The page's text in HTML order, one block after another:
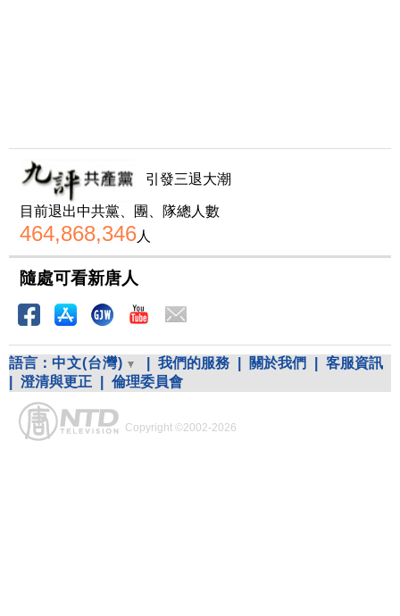
引發三退大潮
目前退出中共黨、團、隊總人數
464,868,346人
隨處可看新唐人
語言： 中文(台灣) 我們的服務 關於我們
客服資訊
澄清與更正 倫理委員會
Copyright ©2002-2026